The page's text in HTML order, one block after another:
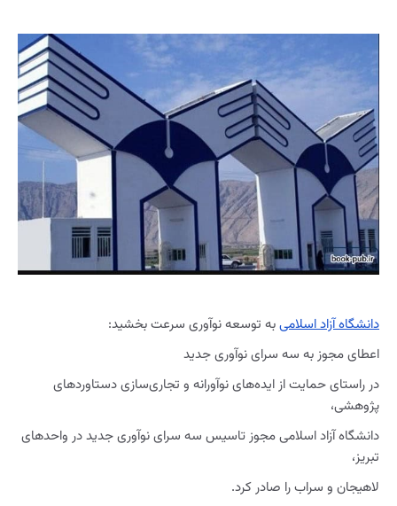
دانشگاه آزاد اسلامیبه توسعه نوآوری سرعت بخشید:
اعطای مجوز به سه سرای نوآوری جدید
در راستای حمایت از ایده‌های نوآورانه و تجاری‌سازی دستاوردهای
پژوهشی،
دانشگاه آزاد اسلامی مجوز تاسیس سه سرای نوآوری جدید در واحدهای
تبریز،
لاهیجان و سراب را صادر کرد.